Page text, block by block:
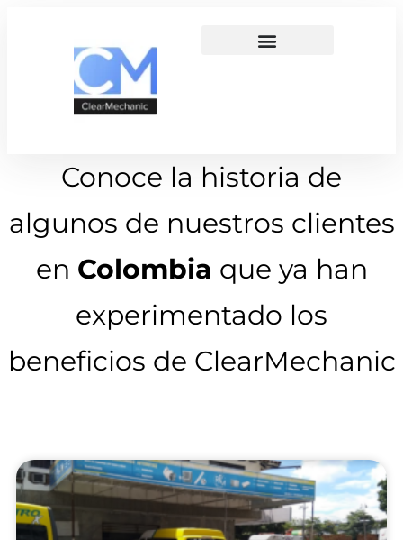
Conoce la historia de
algunos de nuestros clientes
en Colombia que ya han
experimentado los
beneficios de ClearMechanic